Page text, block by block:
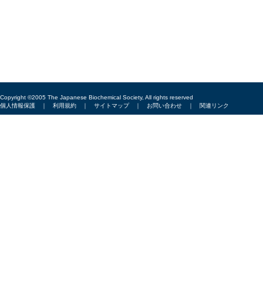
Copyright ©2005 The Japanese Biochemical Society, All rights reserved
個人情報保護 ｜ 利用規約 ｜ サイトマップ｜ お問い合わせ ｜ 関連リンク